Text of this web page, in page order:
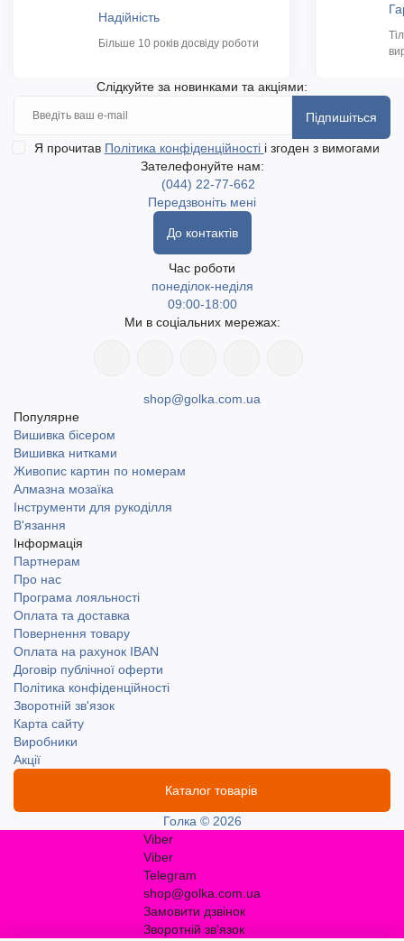
Надійність
Більше 10 років досвіду роботи
Слідкуйте за новинками та акціями:
Підпишіться
Я прочитав Політика конфіденційності і згоден з вимогами
Зателефонуйте нам:
(044) 22-77-662
Передзвоніть мені
До контактів
Час роботи
понеділок-неділя
09:00-18:00
Ми в соціальних мережах:
shop@golka.com.ua
Популярне
Вишивка бісером
Вишивка нитками
Живопис картин по номерам
Алмазна мозаїка
Інструменти для рукоділля
В'язання
Інформація
Партнерам
Про нас
Програма лояльності
Оплата та доставка
Повернення товару
Оплата на рахунок IBAN
Договір публічної оферти
Політика конфіденційності
Зворотній зв'язок
Карта сайту
Виробники
Акції
Каталог товарів
Голка © 2026
Viber
Viber
Telegram
shop@golka.com.ua
Замовити дзвінок
Зворотній зв'язок